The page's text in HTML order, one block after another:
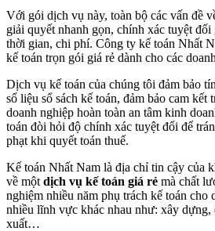
Với gói dịch vụ này, toàn bộ các vấn đề
giải quyết nhanh gọn, chính xác tuyệt
thời gian, chi phí. Công ty kế toán Nhất
kế toán trọn gói giá rẻ dành cho các
Dịch vụ kế toán của chúng tôi đảm bảo
số liệu sổ sách kế toán, đảm bảo cam
doanh nghiệp hoàn toàn an tâm kinh
toán đòi hỏi độ chính xác tuyệt đối để
phạt khi quyết toán thuế.
Kế toán Nhất Nam là địa chỉ tin cậy của
về một dịch vụ kế toán giá rẻ mà chất
nghiệm nhiều năm phụ trách kế toán cho
nhiều lĩnh vực khác nhau như: xây dựng,
xuất…